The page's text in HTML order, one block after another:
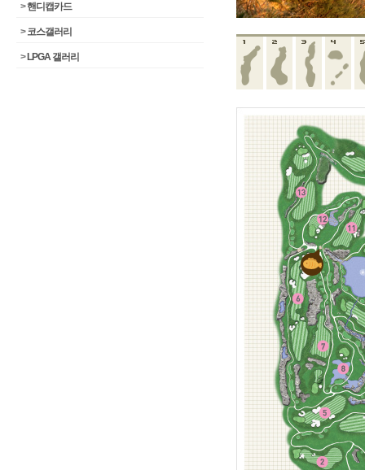
>핸디캡카드
>코스갤러리
> LPGA 갤러리